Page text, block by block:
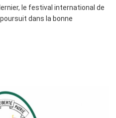
le festival international de
dans la bonne